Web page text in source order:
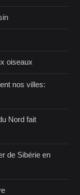
oiseaux
nos villes:
Nord fait
de Sibérie en